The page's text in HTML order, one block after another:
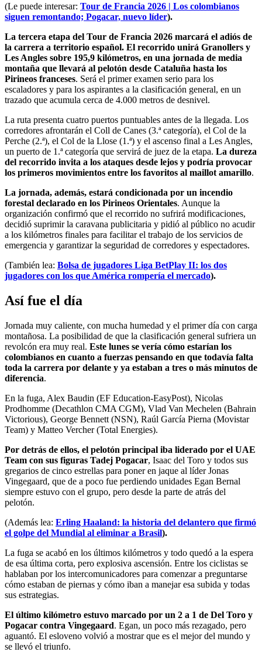
(Le puede interesar: Tour de Francia 2026 | Los colombianos
siguen remontando; Pogacar, nuevo líder).
La tercera etapa del Tour de Francia 2026 marcará el adiós de
la carrera a territorio español. El recorrido unirá Granollers y
Les Angles sobre 195,9 kilómetros, en una jornada de media
montaña que llevará al pelotón desde Cataluña hasta los
Pirineos franceses. Será el primer examen serio para los
escaladores y para los aspirantes a la clasificación general, en un
trazado que acumula cerca de 4.000 metros de desnivel.
La ruta presenta cuatro puertos puntuables antes de la llegada. Los
corredores afrontarán el Coll de Canes (3.ª categoría), el Col de la
Perche (2.ª), el Col de la Llose (1.ª) y el ascenso final a Les Angles,
un puerto de 1.ª categoría que servirá de juez de la etapa. La dureza
del recorrido invita a los ataques desde lejos y podría provocar
los primeros movimientos entre los favoritos al maillot amarillo.
La jornada, además, estará condicionada por un incendio
forestal declarado en los Pirineos Orientales. Aunque la
organización confirmó que el recorrido no sufrirá modificaciones,
decidió suprimir la caravana publicitaria y pidió al público no acudir
a los kilómetros finales para facilitar el trabajo de los servicios de
emergencia y garantizar la seguridad de corredores y espectadores.
(También lea: Bolsa de jugadores Liga BetPlay II: los dos
jugadores con los que América rompería el mercado).
Así fue el día
Jornada muy caliente, con mucha humedad y el primer día con carga
montañosa. La posibilidad de que la clasificación general sufriera un
revolcón era muy real. Este lunes se vería cómo estarían los
colombianos en cuanto a fuerzas pensando en que todavía falta
toda la carrera por delante y ya estaban a tres o más minutos de
diferencia.
En la fuga, Alex Baudin (EF Education-EasyPost), Nicolas
Prodhomme (Decathlon CMA CGM), Vlad Van Mechelen (Bahrain
Victorious), George Bennett (NSN), Raúl García Pierna (Movistar
Team) y Matteo Vercher (Total Energies).
Por detrás de ellos, el pelotón principal iba liderado por el UAE
Team con sus figuras Tadej Pogacar, Isaac del Toro y todos sus
gregarios de cinco estrellas para poner en jaque al líder Jonas
Vingegaard, que de a poco fue perdiendo unidades Egan Bernal
siempre estuvo con el grupo, pero desde la parte de atrás del
pelotón.
(Además lea: Erling Haaland: la historia del delantero que firmó
el golpe del Mundial al eliminar a Brasil).
La fuga se acabó en los últimos kilómetros y todo quedó a la espera
de esa última corta, pero explosiva ascensión. Entre los ciclistas se
hablaban por los intercomunicadores para comenzar a preguntarse
cómo estaban de piernas y cómo iban a manejar esa subida y todas
sus estrategias.
El último kilómetro estuvo marcado por un 2 a 1 de Del Toro y
Pogacar contra Vingegaard. Egan, un poco más rezagado, pero
aguantó. El esloveno volvió a mostrar que es el mejor del mundo y
se llevó el triunfo.